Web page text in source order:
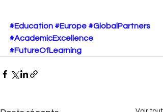
#Education #Europe #GlobalPartners
#AcademicExcellence
#FutureOfLearning